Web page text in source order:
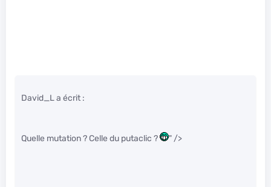
David_L a écrit :
Quelle mutation ? Celle du putaclic ? " />